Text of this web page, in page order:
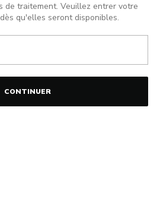
de traitement. Veuillez entrer votre
qu'elles seront disponibles.
CONTINUER